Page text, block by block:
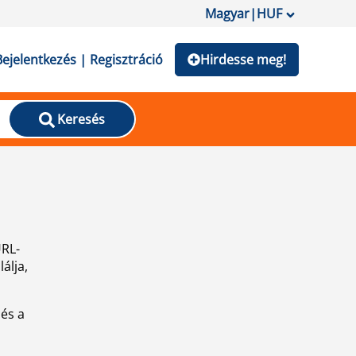
Magyar|HUF
| Regisztráció Hirdesse meg!
Keresés
a